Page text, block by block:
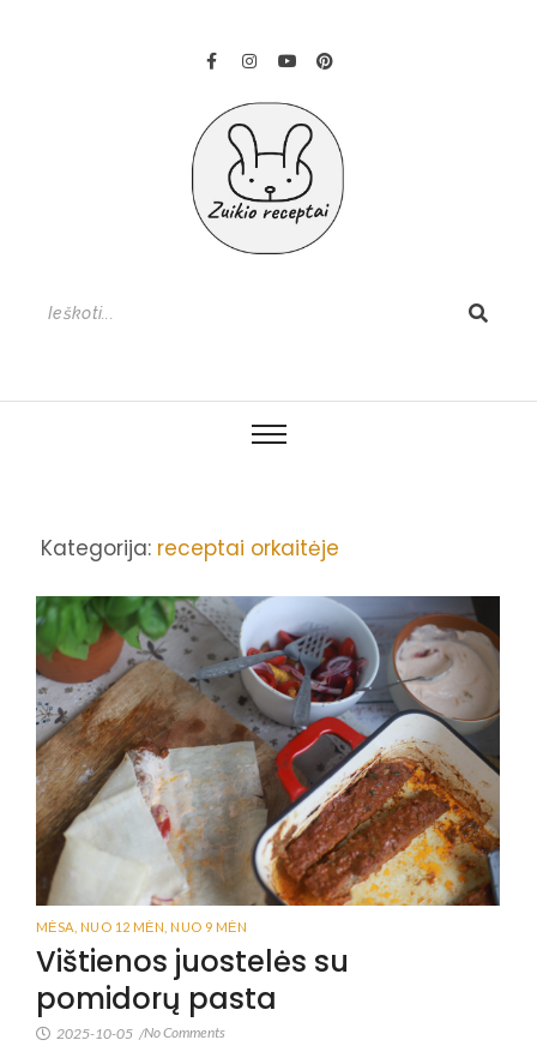
Kategorija: receptai orkaitėje
MĖSA NUO 12 MĖN NUO 9 MĖN
Vištienos juostelės su
pomidorų pasta
2025-10-05 /No Comments